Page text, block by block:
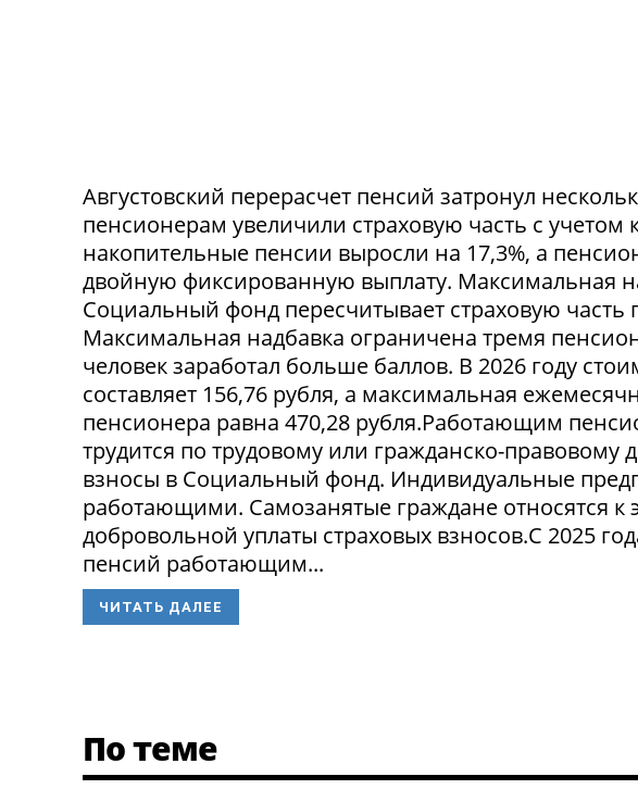
Августовский перерасчет пенсий затронул
пенсионерам увеличили страховую часть с учетом
накопительные пенсии выросли на 17,3%, а
двойную фиксированную выплату. Максимальная
Социальный фонд пересчитывает страховую
Максимальная надбавка ограничена тремя
человек заработал больше баллов. В 2026 году
составляет 156,76 рубля, а максимальная
пенсионера равна 470,28 рубля.Работающим
трудится по трудовому или гражданско-правовому
взносы в Социальный фонд. Индивидуальные
работающими. Самозанятые граждане относятся к
добровольной уплаты страховых взносов.С 2025
пенсий работающим...
ЧИТАТЬ ДАЛЕЕ
По теме